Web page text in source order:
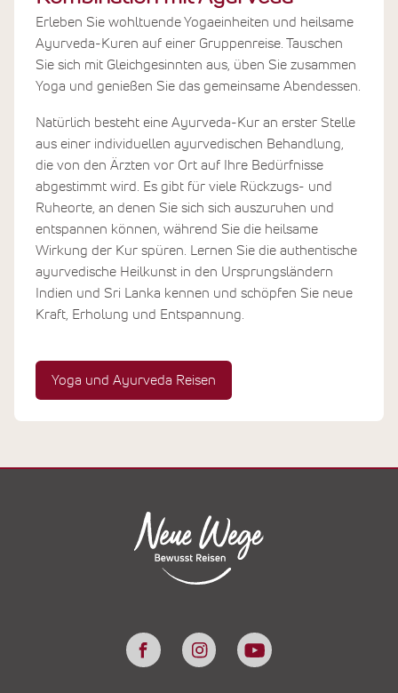
Erleben Sie wohltuende Yogaeinheiten und heilsame
Ayurveda-Kuren auf einer Gruppenreise. Tauschen
Sie sich mit Gleichgesinnten aus, üben Sie zusammen
Yoga und genießen Sie das gemeinsame Abendessen.
Natürlich besteht eine Ayurveda-Kur an erster Stelle
aus einer individuellen ayurvedischen Behandlung,
die von den Ärzten vor Ort auf Ihre Bedürfnisse
abgestimmt wird. Es gibt für viele Rückzugs- und
Ruheorte, an denen Sie sich sich auszuruhen und
entspannen können, während Sie die heilsame
Wirkung der Kur spüren. Lernen Sie die authentische
ayurvedische Heilkunst in den Ursprungsländern
Indien und Sri Lanka kennen und schöpfen Sie neue
Kraft, Erholung und Entspannung.
Yoga und Ayurveda Reisen